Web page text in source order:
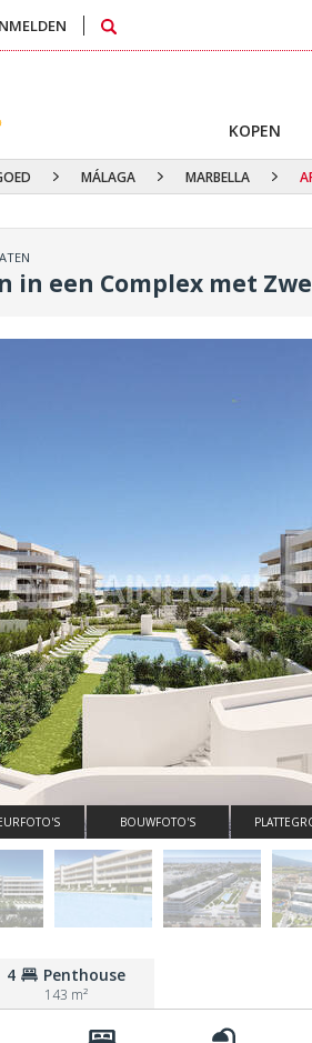
MÁLAGA MARBELLA
in een Complex met
BOUWFOTO'S
4 Penthouse
143 m²
KOPEN